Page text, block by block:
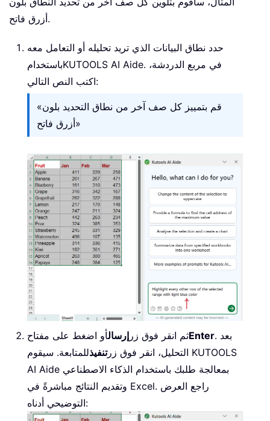
أزرق فاتح.
حدد نطاق البيانات الذي تريد تحليله أو التعامل معه
باستخدامKUTOOLS AI Aide. في مربع الدردشة،
اكتب النص التالي:
«قم بتمييز كل صف آخر من نطاق التحديد بلون
أزرق فاتح»
ثم انقر فوق زر إرسالأو اضغط على مفتاح Enter. بعد
التحليل، انقر فوق زرتنفيذللمتابعة. سيقوم KUTOOLS
AI Aide بمعالجة طلبك باستخدام الذكاء الاصطناعي
وتقديم النتائج مباشرةً في Excel. راجع العرض
التوضيحي أدناه: